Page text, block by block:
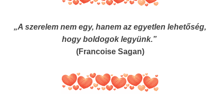
„A szerelem nem egy, hanem az egyetlen lehetőség,
hogy boldogok legyünk.”
(Francoise Sagan)